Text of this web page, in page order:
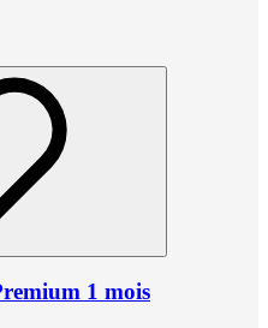
1 mois